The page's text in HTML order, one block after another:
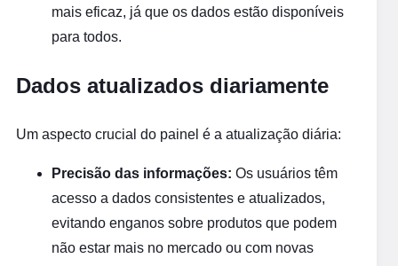
mais eficaz, já que os dados estão disponíveis
para todos.
Dados atualizados diariamente
Um aspecto crucial do painel é a atualização diária:
Precisão das informações: Os usuários têm
acesso a dados consistentes e atualizados,
evitando enganos sobre produtos que podem
não estar mais no mercado ou com novas